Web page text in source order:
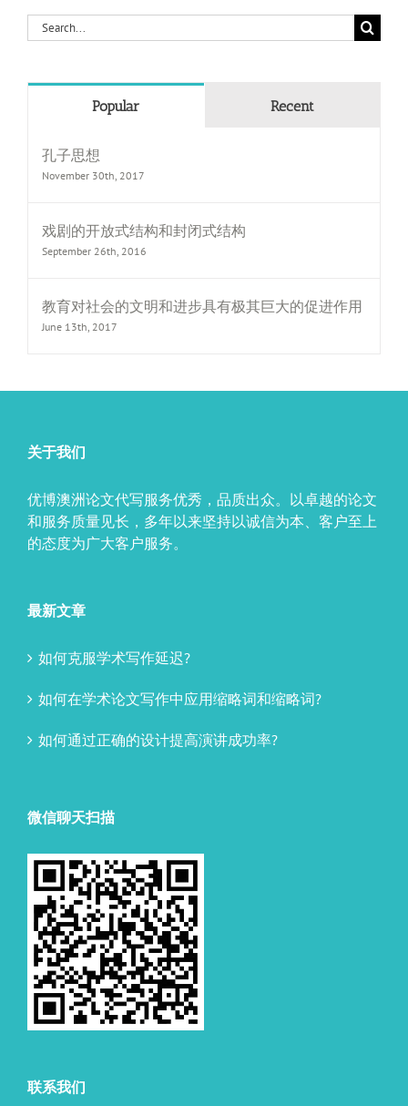
Search
for:
Popular Recent
孔子思想
November 30th, 2017
戏剧的开放式结构和封闭式结构
September 26th, 2016
教育对社会的文明和进步具有极其巨大的促进作用
June 13th, 2017
关于我们
优博澳洲论文代写服务优秀，品质出众。以卓越的论文
和服务质量见长，多年以来坚持以诚信为本、客户至上
的态度为广大客户服务。
最新文章
如何克服学术写作延迟?
如何在学术论文写作中应用缩略词和缩略词?
如何通过正确的设计提高演讲成功率?
微信聊天扫描
联系我们